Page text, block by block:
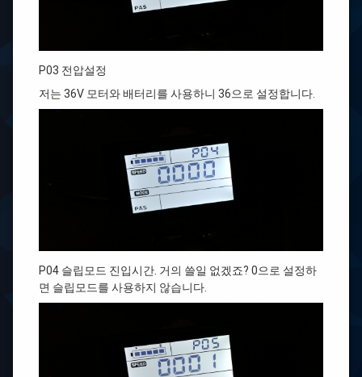
P03 전압설정
저는 36V 모터와 배터리를 사용하니 36으로 설정합니다.
P04 슬립모드 진입시간. 거의 쓸일 없겠죠? 0으로 설정하
면 슬립모드를 사용하지 않습니다.